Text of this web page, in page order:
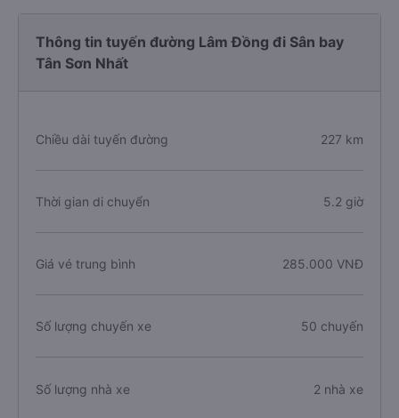
Thông tin tuyến đường Lâm Đồng đi Sân bay
Tân Sơn Nhất
Chiều dài tuyến đường 227 km
Thời gian di chuyển 5.2 giờ
Giá vé trung bình 285.000 VNĐ
Số lượng chuyến xe 50 chuyến
Số lượng nhà xe 2 nhà xe